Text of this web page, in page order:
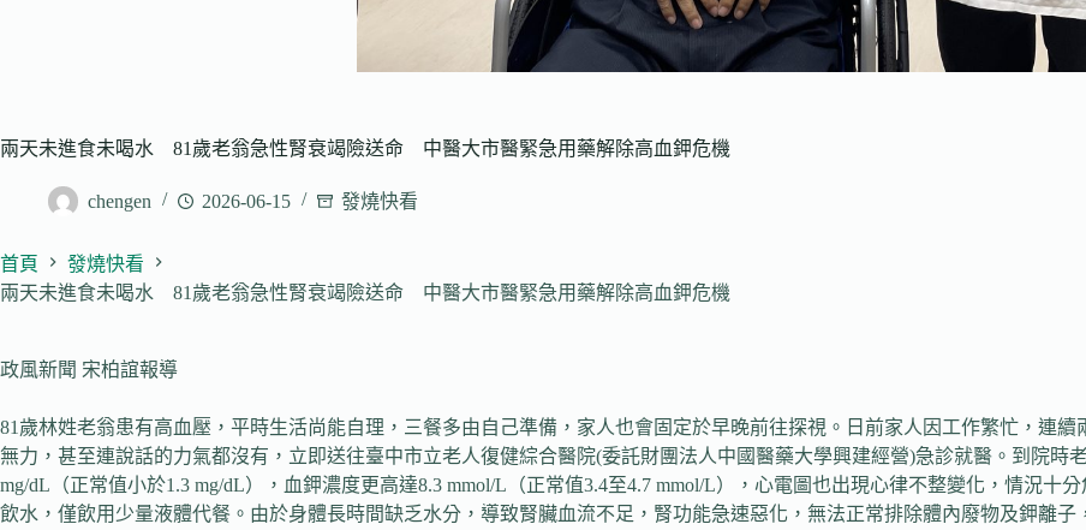
兩天未進食未喝水 81歲老翁急性腎衰竭險送命 中醫大市醫緊急用藥解除高血鉀危機
chengen 2026-06-15 發燒快看
首頁
發燒快看
兩天未進食未喝水 81歲老翁急性腎衰竭險送命 中醫大市醫緊急用藥解除高血鉀危機
政風新聞 宋柏誼報導
81歲林姓老翁患有高血壓，平時生活尚能自理，三餐多由自己準備，家人也會固定於早晚前往探視。日前家人因工作繁忙，連
無力，甚至連說話的力氣都沒有，立即送往臺中市立老人復健綜合醫院(委託財團法人中國醫藥大學興建經營)急診就醫。到院時
mg/dL（正常值小於1.3 mg/dL），血鉀濃度更高達8.3 mmol/L（正常值3.4至4.7 mmol/L），心電圖也出現心律不整變化，情況十
飲水，僅飲用少量液體代餐。由於身體長時間缺乏水分，導致腎臟血流不足，腎功能急速惡化，無法正常排除體內廢物及鉀離